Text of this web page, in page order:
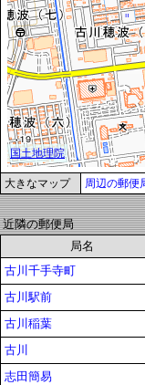
大きなマップ 周辺の郵便
近隣の郵便局
局名
古川千手寺町
古川駅前
古川稲葉
古川
志田簡易